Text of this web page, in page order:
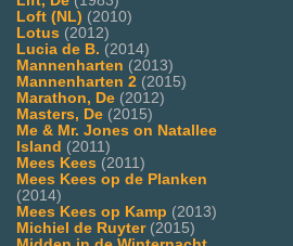
Loft (NL) (2010)
Lotus (2012)
Lucia de B. (2014)
Mannenharten (2013)
Mannenharten 2 (2015)
Marathon, De (2012)
Masters, De (2015)
Me & Mr. Jones on Natallee
Island (2011)
Mees Kees (2011)
Mees Kees op de Planken
(2014)
Mees Kees op Kamp (2013)
Michiel de Ruyter(2015)